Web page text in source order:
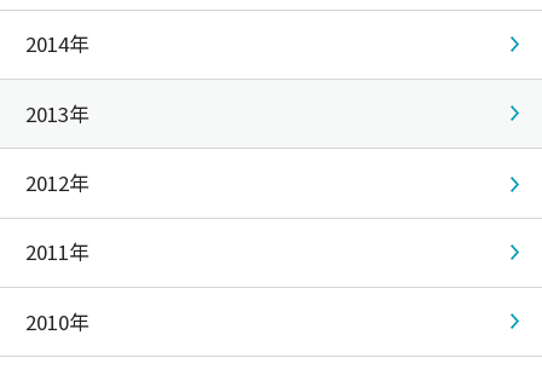
2014年
2013年
2012年
2011年
2010年